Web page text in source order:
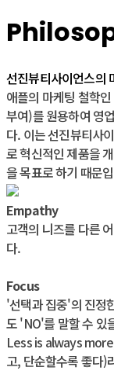
선진뷰티사이언스의
애플의 마케팅 철학
부여)를 원용하여 영
다. 이는 선진뷰티사
로 혁신적인 제품을
을 목표로 하기 때문
Empathy
고객의 니즈를 다른
다.
Focus
'선택과 집중'의 진정
도 'NO'를 말할 수 있
Less is always
고, 단순할수록 좋다)